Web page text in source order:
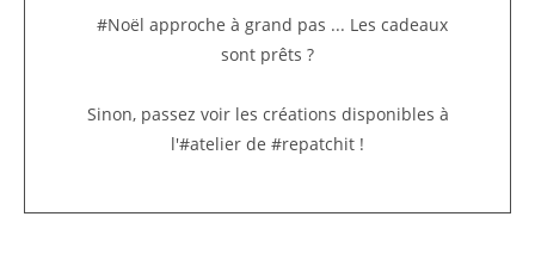
#Noël approche à grand pas ... Les cadeaux
sont prêts ?
Sinon, passez voir les créations disponibles à
l'#atelier de #repatchit !